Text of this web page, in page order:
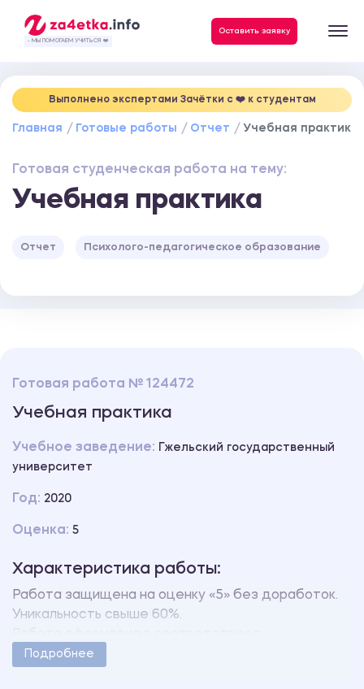
- МЫ ПОМОГАЕМ УЧИТЬСЯ ❤️
Оставить заявку
Выполнено экспертами Зачётки c ❤️ к студентам
Главная Готовые работы Отчет Учебная практика
Готовая студенческая работа на тему:
Учебная практика
Отчет Психолого-педагогическое образование
Готовая работа № 124472
Учебная практика
Учебное заведение:
Гжельский государственный
университет
Год: 2020
Оценка: 5
Характеристика работы:
Работа защищена на оценку «5» без доработок.
Уникальность свыше 60%.
методическими указаниями учебного заведения.
Подробнее